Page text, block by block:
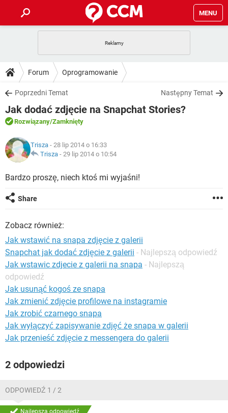
MENU
GRY WHATSAPP
SPOTIFY
INSTAGRAM FACEBOOK
WINDOWS 10
PORADY
PlayStation TIKTOK
SPOTIFY
INSTAGRAM
WINDOWS 10
DO POBRANIA
ANDROID TIKTOK
GRY
IOS
INSTAGRAM
WINDOWS 10
FORUM
COVID-19
GRY
ARTYKUŁY
COVID-19
GRY WHATSAPP
SPOTIFY
Forum Oprogramowanie
Poprzedni Temat Następny Temat
Jak dodać zdjęcie na Snapchat Stories?
Rozwiązany/Zamknięty
Trisza - 28 lip 2014 o 16:33
Trisza - 29 lip 2014 o 10:54
Bardzo proszę, niech ktoś mi wyjaśni!
Share
Zobacz również:
Jak wstawić na snapa zdjęcie z galerii
Snapchat jak dodać zdjęcie z galerii - Najlepszą odpowiedź
Jak wstawic zdjecie z galerii na snapa - Najlepszą
odpowiedź
Jak usunąć kogoś ze snapa
Jak zmienić zdjęcie profilowe na instagramie
Jak zrobić czarnego snapa
Jak wyłączyć zapisywanie zdjęć że snapa w galerii
Jak przenieść zdjęcie z messengera do galerii
2 odpowiedzi
ODPOWIEDŹ 1 / 2
Najlepsza odpowiedź